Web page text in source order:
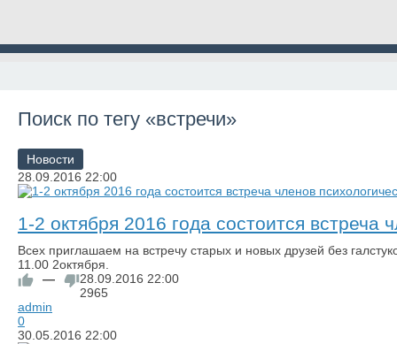
Поиск по тегу «встречи»
Новости
28.09.2016 22:00
1-2 октября 2016 года состоится
Всех приглашаем на встречу старых и новых друзей без
11.00 2октября.
—
28.09.2016 22:00
2965
admin
0
30.05.2016 22:00